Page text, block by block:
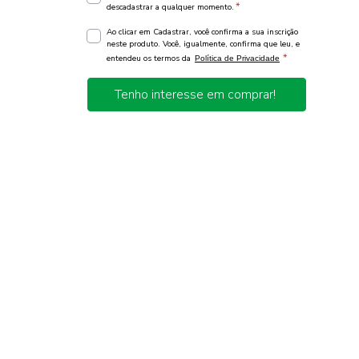
descadastrar a qualquer momento. *
Ao clicar em Cadastrar, você confirma a sua inscrição
neste produto. Você, igualmente, confirma que leu, e
entendeu os termos da Política de Privacidade *
Tenho interesse em comprar!